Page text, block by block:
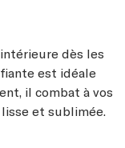
dès les
est idéale
il combat à vos
et sublimée.